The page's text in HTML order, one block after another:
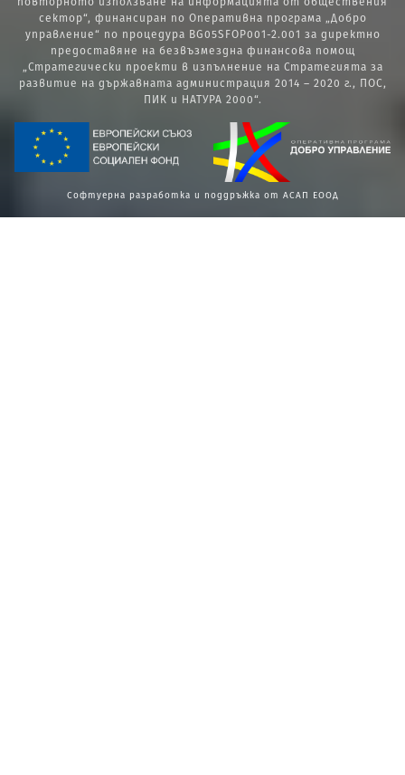
сектор“, финансиран по Оперативна програма „Добро
управление“ по процедура BG05SFOP001-2.001 за директно
предоставяне на безвъзмездна финансова помощ
„Стратегически проекти в изпълнение на Стратегията за
развитие на държавната администрация 2014 – 2020 г., ПОС,
ПИК и НАТУРА 2000“.
Софтуерна разработка и поддръжка от АСАП ЕООД